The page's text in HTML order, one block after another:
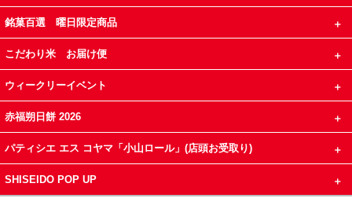
銘菓百選 曜日限定商品
こだわり米 お届け便
ウィークリーイベント
赤福朔日餅 2026
パティシエ エス コヤマ「小山ロール」(店頭お受取り)
SHISEIDO POP UP